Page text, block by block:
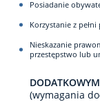
Posiadanie
Korzystanie z
Nieskazanie
przestępstwo lub
(wymagania